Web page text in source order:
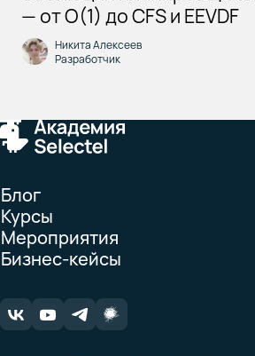
— от O(1) до CFS и EEVDF
Никита Алексеев
Разработчик
Блог
Курсы
Мероприятия
Бизнес-кейсы